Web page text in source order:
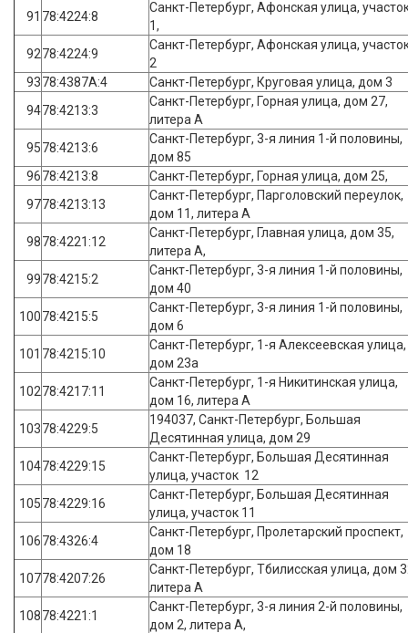
91 78:4224:8
Санкт-Петербург, Афонская улица,
1,
9278:4224:9
Санкт-Петербург, Афонская улица,
2
9378:4387А:4
Санкт-Петербург, Круговая улица, дом 3
9478:4213:3
Санкт-Петербург, Горная улица, дом 27,
литера А
9578:4213:6
Санкт-Петербург, 3-я линия 1-й половины,
дом 85
9678:4213:8
Санкт-Петербург, Горная улица, дом 25,
9778:4213:13
Санкт-Петербург, Парголовский переулок,
дом 11, литера А
9878:4221:12
Санкт-Петербург, Главная улица, дом 35,
литера А,
9978:4215:2
Санкт-Петербург, 3-я линия 1-й половины,
дом 40
10078:4215:5
Санкт-Петербург, 3-я линия 1-й половины,
дом 6
101 78:4215:10
Санкт-Петербург, 1-я Алексеевская улица,
дом 23а
10278:4217:11
Санкт-Петербург, 1-я Никитинская улица,
дом 16, литера А
10378:4229:5
194037, Санкт-Петербург, Большая
Десятинная улица, дом 29
10478:4229:15
Санкт-Петербург, Большая Десятинная
улица, участок 12
10578:4229:16
Санкт-Петербург, Большая Десятинная
улица, участок 11
10678:4326:4
Санкт-Петербург, Пролетарский проспект,
дом 18
10778:4207:26
Санкт-Петербург, Тбилисская улица, дом
литера А
10878:4221:1
Санкт-Петербург, 3-я линия 2-й половины,
дом 2, литера А,